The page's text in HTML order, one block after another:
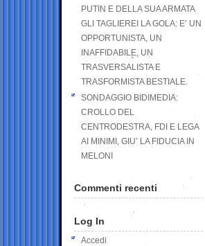
PUTIN E DELLA SUA ARMATA
GLI TAGLIEREI LA GOLA: E’ UN
OPPORTUNISTA, UN
INAFFIDABILE, UN
TRASVERSALISTA E
TRASFORMISTA BESTIALE.
SONDAGGIO BIDIMEDIA:
CROLLO DEL
CENTRODESTRA, FDI E LEGA
AI MINIMI, GIU’ LA FIDUCIA IN
MELONI
Commenti recenti
Log In
Accedi